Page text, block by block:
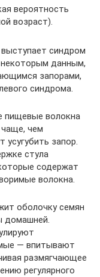
вероятность
возраст).
синдром
данным,
запорами,
синдрома.
пищевые волокна
чем
усугубить запор.
стула
содержат
волокна.
оболочку семян
домашней.
— впитывают
размягчающее
регулярного